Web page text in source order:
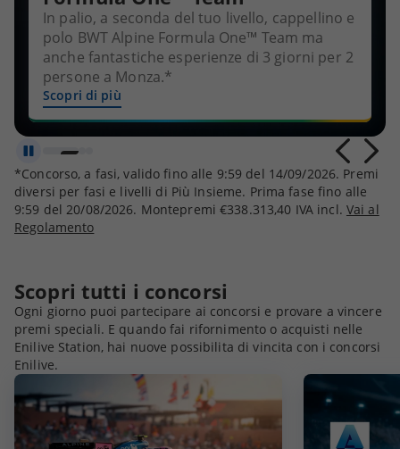
In palio, a seconda del tuo livello, cappellino e
polo BWT Alpine Formula One™ Team ma
anche fantastiche esperienze di 3 giorni per 2
persone a Monza.*
Scopri di più
Metti in pausa lo scorrimento automatico
*Concorso, a fasi, valido fino alle 9:59 del 14/09/2026. Premi
diversi per fasi e livelli di Più Insieme. Prima fase fino alle
9:59 del 20/08/2026. Montepremi €338.313,40 IVA incl. Vai al
Regolamento
Scopri tutti i concorsi
Ogni giorno puoi partecipare ai concorsi e provare a vincere
premi speciali. E quando fai rifornimento o acquisti nelle
Enilive Station, hai nuove possibilita di vincita con i concorsi
Enilive.